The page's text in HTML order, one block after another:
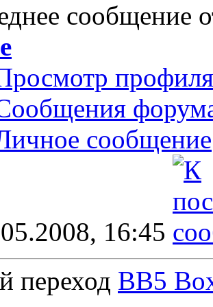
сообщение
профиля
сообщение
16:45
переход BB5